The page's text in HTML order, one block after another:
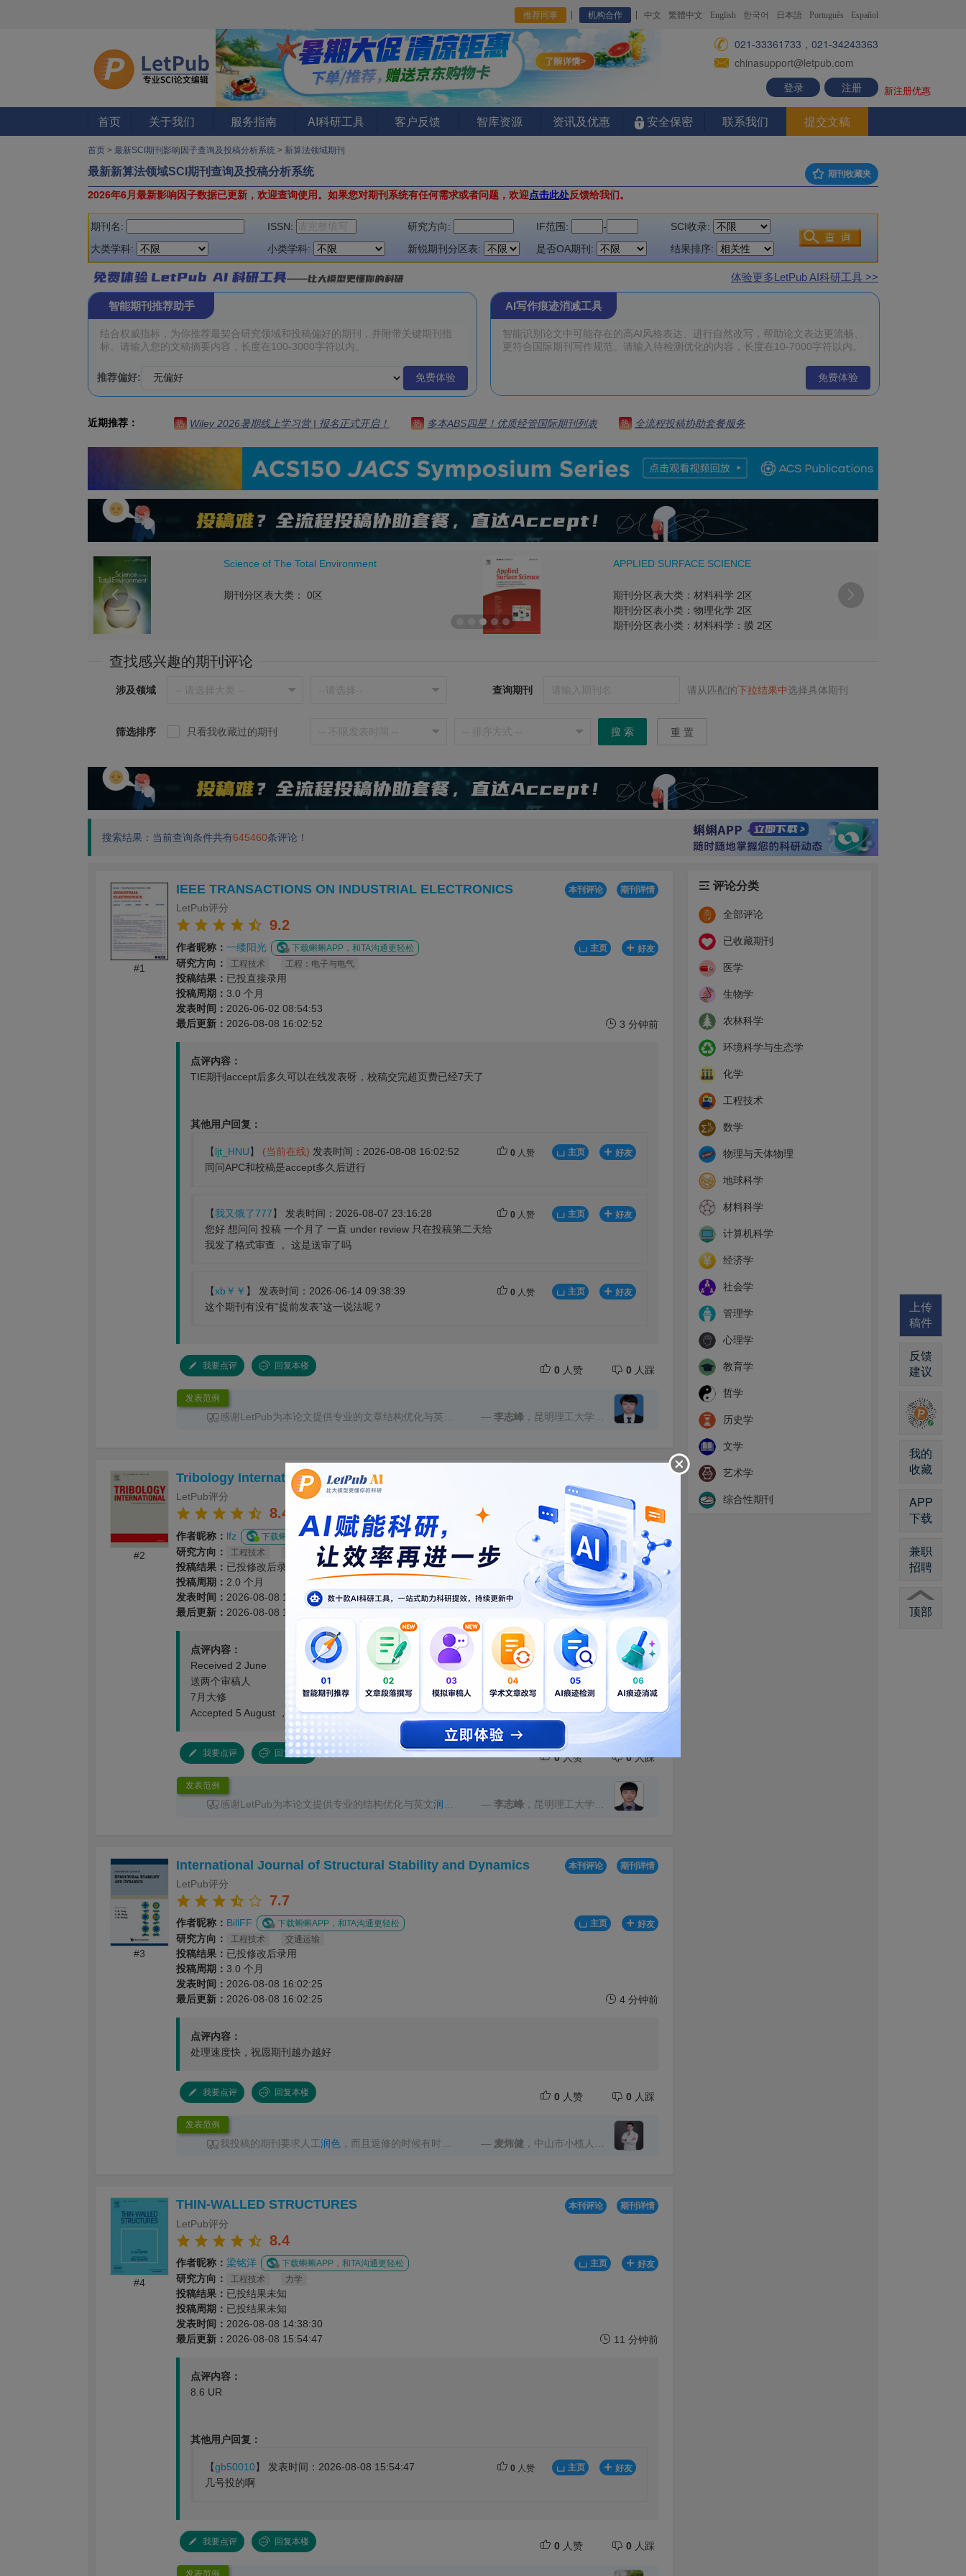
推荐同事 机构合作 中文 繁體中文 English 한국어 日本語 Português Español
021-33361733，021-34243363
chinasupport@letpub.com
登录
注册 新注册优惠
首页 关于我们 服务指南 AI科研工具 客户反馈 智库资源 资讯及优惠 安全保密 联系我们 提交文稿
首页 > 最新SCI期刊影响因子查询及投稿分析系统 > 新算法领域期刊
最新新算法领域SCI期刊查询及投稿分析系统 期刊收藏夹
2026年6月最新影响因子数据已更新，欢迎查询使用。 如果您对期刊系统有任何需求或者问题，欢迎点击此处反馈给我们。
期刊名: ISSN: 研究方向: IF范围: -
SCI收录:
大类学科:
小类学科: 新锐期刊分区表: 是否OA期刊: 结果排序:
体验更多LetPub AI科研工具 >>
智能期刊推荐助手
推荐偏好: 免费体验
AI写作痕迹消减工具
免费体验
近期推荐： 热 Wiley 2026暑期线上学习营 | 报名正式开启！ 热 多本ABS四星！优质经管国际期刊列表 热 全流程投稿协助套餐服务
Science of The Total Environment
期刊分区表大类： 0区
APPLIED SURFACE SCIENCE
期刊分区表大类：材料科学 2区
期刊分区表小类：物理化学 2区
期刊分区表小类：材料科学：膜 2区
 
查找感兴趣的期刊评论
涉及领域 查询期刊 请从匹配的下拉结果中选择具体期刊
筛选排序 只看我收藏过的期刊 搜 索 重 置
搜索结果：当前查询条件共有645460条评论！
#1
IEEE TRANSACTIONS ON INDUSTRIAL ELECTRONICS 本刊评论 期刊详情
LetPub评分
9.2
作者昵称： 一缕阳光 下载蝌蝌APP，和TA沟通更轻松 主页 好友
研究方向： 工程技术 工程：电子与电气
投稿结果： 已投直接录用
投稿周期： 3.0 个月
发表时间： 2026-06-02 08:54:53
最后更新： 2026-08-08 16:02:52 3 分钟前
点评内容：
TIE期刊accept后多久可以在线发表呀，校稿交完超页费已经7天了
其他用户回复：
【ljt_HNU】 (当前在线) 发表时间：2026-08-08 16:02:52 0 人赞 主页 好友
同问APC和校稿是accept多久后进行
【我又饿了777】 发表时间：2026-08-07 23:16:28 0 人赞 主页 好友
您好 想问问 投稿 一个月了 一直 under review 只在投稿第二天给
我发了格式审查 ， 这是送审了吗
【xb￥￥ 】 发表时间：2026-06-14 09:38:39 0 人赞 主页 好友
这个期刊有没有“提前发表”这一说法呢？
0 人赞 0 人踩
我要点评 回复本楼
发表范例
感谢LetPub为本论文提供专业的文章结构优化与英文
体框架、章节衔接和论述逻辑进行了系统梳理，使研究背
景、材料设计思路、性能分析及机理讨论之间的关系更加
清晰，论文创新点也得到了更加突出的呈现。同时，编辑
对英文语法、专业术语、句式表达及学术语言规范进行了
细致修改，有效提升了文章的准确性、专业性和可读性。
整个服务过程中沟通及时、反馈高效，修改建议专业且具
有针对性，为论文顺利投稿并发表于 Advanced Science
提供了重要帮助。
— 李志峰 ，昆明理工大学材
#2
Tribology International
LetPub评分
8.4
作者昵称： lfz 下载蝌蝌APP，和TA沟通更轻松 主页 好友
研究方向： 工程技术 工程：机械
投稿结果： 已投修改后录用
投稿周期： 2.0 个月
发表时间： 2026-08-08 16:02:29
最后更新： 2026-08-08 16:02:29 4 分钟前
点评内容：
Received 2 June
送两个审稿人
7月大修
Accepted 5 August ，期刊审稿很快
0人赞 0人踩
我要点评 回复本楼
发表范例
感谢LetPub为本论文提供专业的结构优化与英文润色
时，编辑对英文语法、专业术语和句式表达进行了细致修
改，有效提升了论文的规范性、准确性和可读性。整个服
务过程沟通顺畅、反馈及时，修改建议专业且具有针对
性，为论文顺利投稿和发表提供了重要帮助。
— 李志峰 ，昆明理工大学材
#3
International Journal of Structural Stability and Dynamics 本刊评论 期刊详情
LetPub评分
7.7
作者昵称： BillFF 下载蝌蝌APP，和TA沟通更轻松 主页 好友
研究方向： 工程技术 交通运输
投稿结果： 已投修改后录用
投稿周期： 3.0 个月
发表时间： 2026-08-08 16:02:25
最后更新： 2026-08-08 16:02:25 4 分钟前
点评内容：
处理速度快，祝愿期刊越办越好
0 人赞 0 人踩
我要点评 回复本楼
发表范例
我投稿的期刊要求人工润色 ，而且返修的时候有时效
— 麦炜健 ，中山市小榄人民
#4
THIN-WALLED STRUCTURES 本刊评论 期刊详情
LetPub评分
8.4
作者昵称： 梁铭洋 下载蝌蝌APP，和TA沟通更轻松 主页 好友
研究方向： 工程技术 力学
投稿结果： 已投结果未知
投稿周期： 已投结果未知
发表时间： 2026-08-08 14:38:30
最后更新： 2026-08-08 15:54:47 11 分钟前
点评内容：
8.6 UR
其他用户回复：
【gb50010】 发表时间：2026-08-08 15:54:47 0 人赞 主页 好友
几号投的啊
0 人赞 0 人踩
我要点评 回复本楼
发表范例
评论分类
全部评论
已收藏期刊
医学
生物学
农林科学
环境科学与生态学
化学
工程技术
数学
物理与天体物理
地球科学
材料科学
计算机科学
经济学
社会学
管理学
心理学
教育学
哲学
历史学
文学
艺术学
综合性期刊
上传
稿件
反馈
建议
我的
收藏
APP
下载
兼职
招聘
顶部